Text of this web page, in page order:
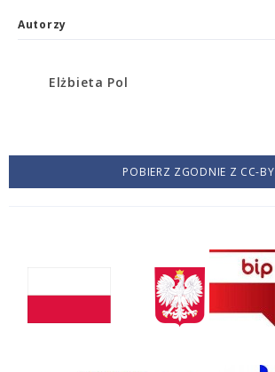
Autorzy
Elżbieta Pol
POBIERZ ZGODNIE Z CC-BY